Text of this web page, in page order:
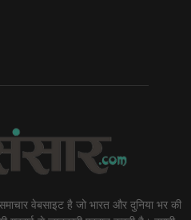
वेबसाइट है जो भारत और दुनिया भर की